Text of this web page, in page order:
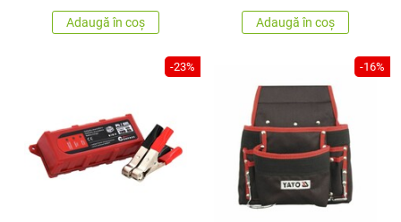
Adaugă în coș Adaugă în coș
-23% -16%